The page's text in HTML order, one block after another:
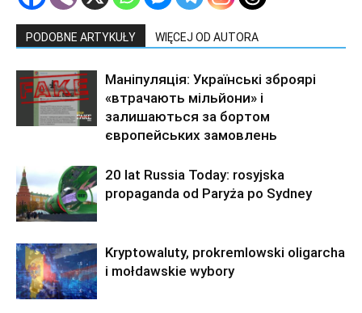
PODOBNE ARTYKUŁY WIĘCEJ OD AUTORA
Маніпуляція: Українські зброярі
«втрачають мільйони» і
залишаються за бортом
європейських замовлень
20 lat Russia Today: rosyjska
propaganda od Paryża po Sydney
Kryptowaluty, prokremlowski oligarcha
i mołdawskie wybory